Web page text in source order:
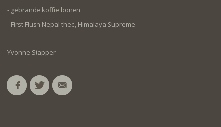
- gebrande koffie bonen
- First Flush Nepal thee, Himalaya Supreme
Yvonne Stapper